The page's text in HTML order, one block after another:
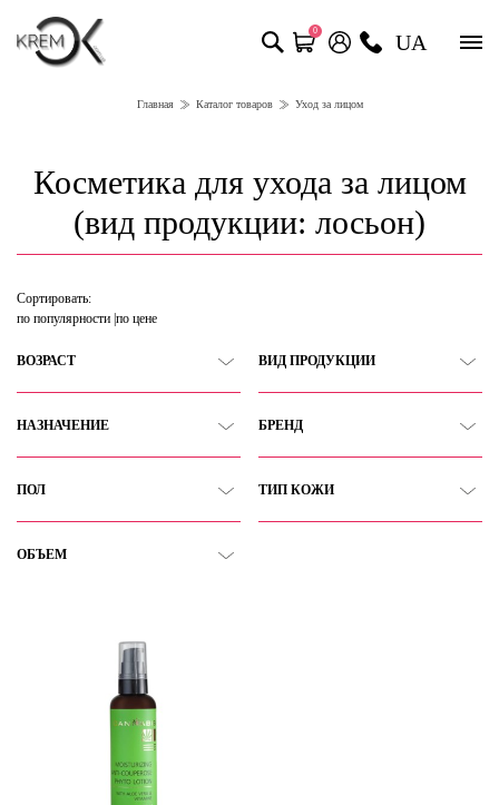
0 UA
Главная Каталог товаров Уход за лицом
Косметика для ухода за лицом
(вид продукции: лосьон)
Сортировать:
по популярности по цене
ВОЗРАСТ ВИД ПРОДУКЦИИ
НАЗНАЧЕНИЕ БРЕНД
ПОЛ ТИП КОЖИ
ОБЪЕМ